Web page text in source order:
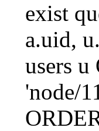
exist
a.uid,
users
'node/